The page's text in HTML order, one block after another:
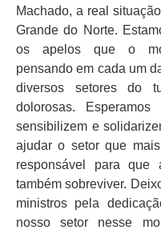
Machado, a real
Grande do Norte.
os apelos que o
pensando em cada um
diversos setores do
dolorosas.
sensibilizem e
ajudar o setor que
responsável para que
também sobreviver.
ministros pela
nosso setor nesse